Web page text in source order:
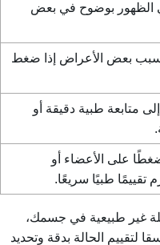
الظهور بوضوح في بعض
بعض الأعراض إذا ضغط
متابعة طبية دقيقة أو
على الأعضاء أو
تقييمًا طبيًا سريعًا.
غير طبيعية في جسمك،
لتقييم الحالة بدقة وتحديد